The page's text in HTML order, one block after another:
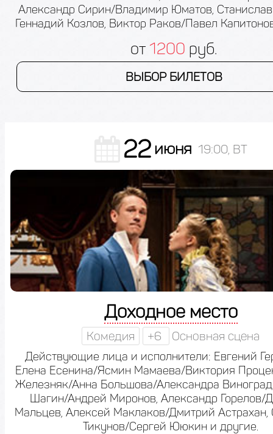
Александр Сирин/Владимир Юматов,
Геннадий Козлов, Виктор Раков/Павел
от 1200 руб.
ВЫБОР БИЛЕТОВ
22 июня 19:00, ВТ
Доходное место
Комедия +6 Основная сцена
Действующие лица и исполнители: Евгений
Елена Есенина/Ясмин Мамаева/Виктория
Железняк/Анна Большова/Александра
Шагин/Андрей Миронов, Александр Горелов/
Мальцев, Алексей Маклаков/Дмитрий Астрахан,
Тикунов/Сергей Ююкин и другие.